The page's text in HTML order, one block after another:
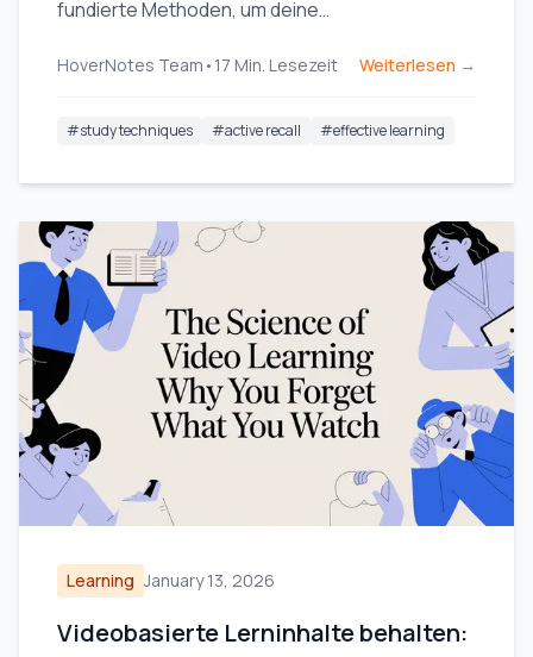
fundierte Methoden, um deine
durch aktives Abrufen und klügere Notizen zu
HoverNotes Team • 17 Min. Lesezeit Weiterlesen →
#study techniques #active recall #effective learning
Learning January 13, 2026
Videobasierte Lerninhalte behalten: